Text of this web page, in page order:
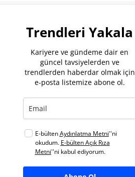
Trendleri Yakala
Kariyere ve gündeme dair en
güncel tavsiyelerden ve
trendlerden haberdar olmak için
e-posta listemize abone ol.
E-bültenAydınlatma Metni''ni
okudum. E-bülten Açık Rıza
Metni''ni kabul ediyorum.